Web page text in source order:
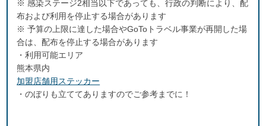
※ 感染ステージ2相当以下であっても、行政の判断により、配
布および利用を停止する場合があります
※ 予算の上限に達した場合やGoToトラベル事業が再開した場
合は、配布を停止する場合があります
・利用可能エリア
熊本県内
加盟店舗用ステッカー
・のぼりも立ててありますのでご参考までに！